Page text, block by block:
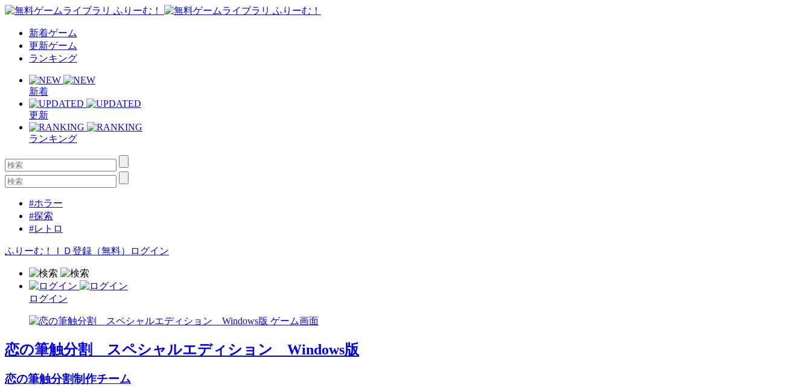
新着ゲーム
更新ゲーム
ランキング
新着
更新
ランキング
#ホラー
#探索
#レトロ
ふりーむ！ＩＤ登録（無料） ログイン
ログイン
恋の筆触分割 スペシャルエディション Windows版
恋の筆触分割制作チーム